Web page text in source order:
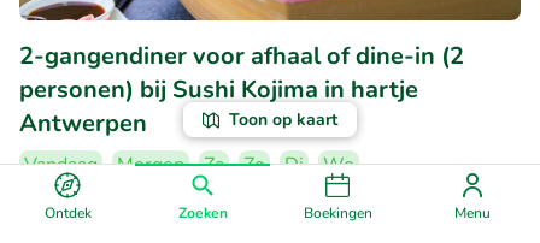
Ontdek Zoeken Boekingen Menu
Toon op kaart
2-gangendiner voor afhaal of dine-in (2
personen) bij Sushi Kojima in hartje
Antwerpen
Vandaag Morgen Za Zo Di
Wo
Perfect • 23 beoordelingen